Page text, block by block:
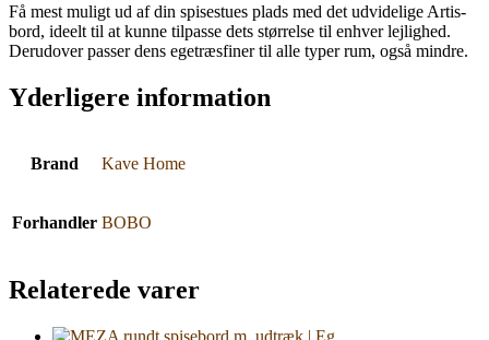
Få mest muligt ud af din spisestues plads med det udvidelige Artis-
bord, ideelt til at kunne tilpasse dets størrelse til enhver lejlighed.
Derudover passer dens egetræsfiner til alle typer rum, også mindre.
Yderligere information
Brand Kave Home
Forhandler BOBO
Relaterede varer